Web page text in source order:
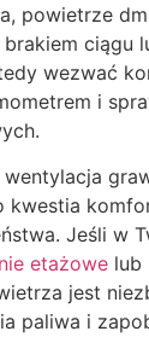
powietrze
ciągu
wezwać
i
kwestia
Jeśli w
etażowe lub
jest
paliwa i